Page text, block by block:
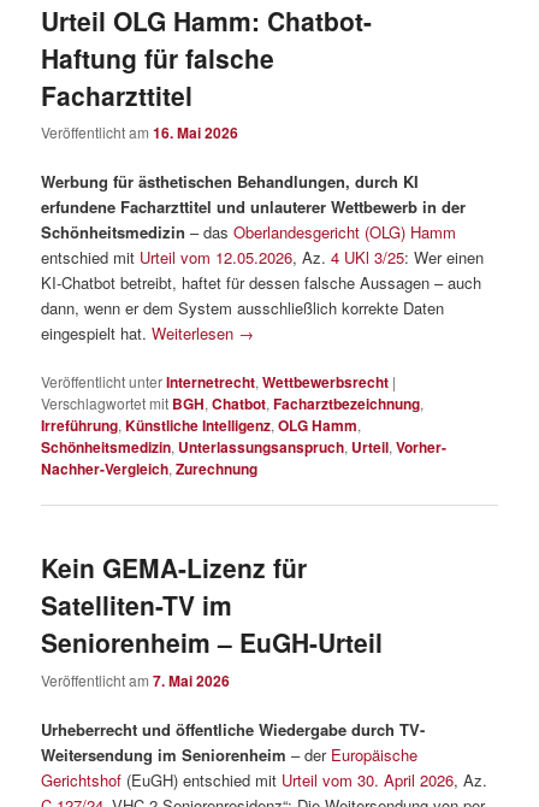
Urteil OLG Hamm: Chatbot-
Haftung für falsche
Facharzttitel
Veröffentlicht am16. Mai 2026
Werbung für ästhetischen Behandlungen, durch KI
erfundene Facharzttitel und unlauterer Wettbewerb in der
Schönheitsmedizin – dasOberlandesgericht (OLG) Hamm
entschied mit Urteil vom 12.05.2026, Az.4 UKl 3/25: Wer einen
KI-Chatbot betreibt, haftet für dessen falsche Aussagen – auch
dann, wenn er dem System ausschließlich korrekte Daten
eingespielt hat.Weiterlesen →
Veröffentlicht unterInternetrecht,Wettbewerbsrecht |
Verschlagwortet mit BGH,Chatbot,Facharztbezeichnung,
Irreführung,Künstliche Intelligenz,OLG Hamm,
Schönheitsmedizin, Unterlassungsanspruch, Urteil,Vorher-
Nachher-Vergleich,Zurechnung
Kein GEMA-Lizenz für
Satelliten-TV im
Seniorenheim – EuGH-Urteil
Veröffentlicht am7. Mai 2026
Urheberrecht und öffentliche Wiedergabe durch TV-
Weitersendung im Seniorenheim – der Europäische
Gerichtshof (EuGH) entschied mit Urteil vom 30. April 2026, Az.